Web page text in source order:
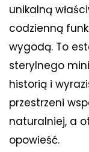
unikalną
codzienną
wygodą. To
sterylnego
historią i
przestrzeni
naturalniej, a
opowieść.